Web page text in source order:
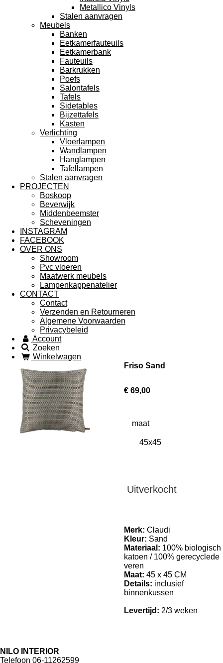
Metallico Vinyls
Stalen aanvragen
Meubels
Banken
Eetkamerfauteuils
Eetkamerbank
Fauteuils
Barkrukken
Poefs
Salontafels
Tafels
Sidetables
Bijzettafels
Kasten
Verlichting
Vloerlampen
Wandlampen
Hanglampen
Tafellampen
Stalen aanvragen
PROJECTEN
Boskoop
Beverwijk
Middenbeemster
Scheveningen
INSTAGRAM
FACEBOOK
OVER ONS
Showroom
Pvc vloeren
Maatwerk meubels
Lampenkappenatelier
CONTACT
Contact
Verzenden en Retourneren
Algemene Voorwaarden
Privacybeleid
Account
Zoeken
Winkelwagen
Friso Sand
€ 69,00
maat
Uitverkocht
Merk: Claudi
Kleur: Sand
Materiaal: 100% biologisch
katoen / 100% gerecyclede
veren
Maat: 45 x 45 CM
Details: inclusief
binnenkussen
Levertijd: 2/3 weken
NILO INTERIOR
Telefoon 06-11262599